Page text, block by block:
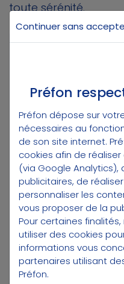
toute sérénité.
Le traitement
rémunération de
fonctionnaires,
minimum qu'ils
déterminé en
salaires établie
de traitement
échelon de la
Concrètement,
échelon
traitement
référence pour
de base d'un
Continuer sans
Préfon
Préfon dépose sur
nécessaires au
de son site internet.
cookies afin de
(via Google Analytics),
publicitaires, de
personnaliser les
vous proposer de la
Pour certaines
utiliser des cookies
informations vous
partenaires utilisant
Préfon.